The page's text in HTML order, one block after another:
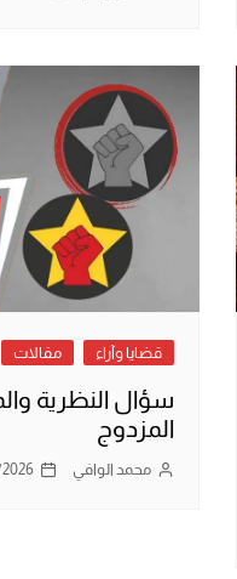
قضايا وآراء مقالات
سؤال النظرية
المزدوج
محمد الوافي